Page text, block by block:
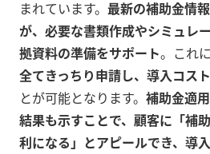
まれています。 最新の補助金情
が、必要な書類作成やシミュレ
拠資料の準備をサポート。これ
全てきっちり申請し、導入コス
とが可能となります。 補助金適
結果も示すことで、顧客に「補
利になる」とアピールでき、導